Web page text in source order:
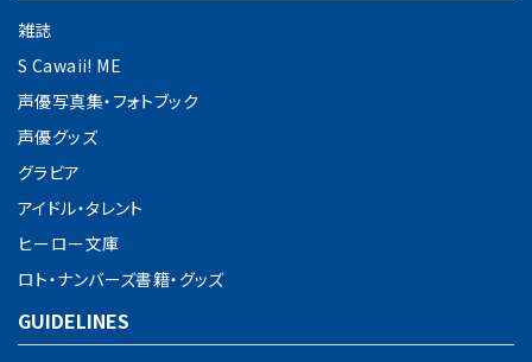
雑誌
S Cawaii! ME
声優写真集・フォトブック
声優グッズ
グラビア
アイドル・タレント
ヒーロー文庫
ロト・ナンバーズ書籍・グッズ
GUIDELINES